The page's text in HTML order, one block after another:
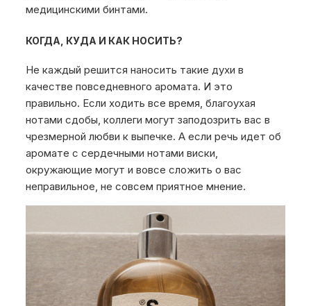
медицинскими бинтами.
КОГДА, КУДА И КАК НОСИТЬ?
Не каждый решится наносить такие духи в
качестве повседневного аромата. И это
правильно. Если ходить все время, благоухая
нотами сдобы, коллеги могут заподозрить вас в
чрезмерной любви к выпечке. А если речь идет об
аромате с сердечными нотами виски,
окружающие могут и вовсе сложить о вас
неправильное, не совсем приятное мнение.